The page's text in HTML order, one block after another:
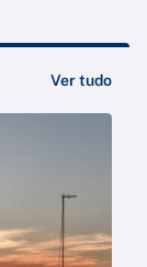
Ver tudo